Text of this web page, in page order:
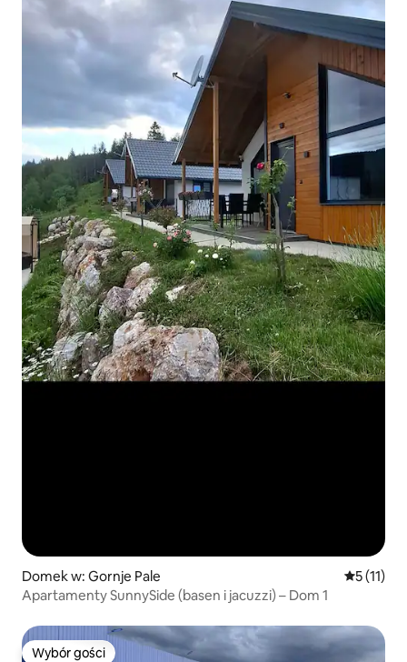
Domek w: Gornje Pale Średnia
5 (11)
Apartamenty SunnySide (basen i jacuzzi) – Dom 1
Wybór gości